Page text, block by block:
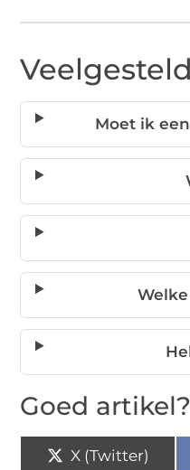
Moet ik
Goed
X (Twitter)